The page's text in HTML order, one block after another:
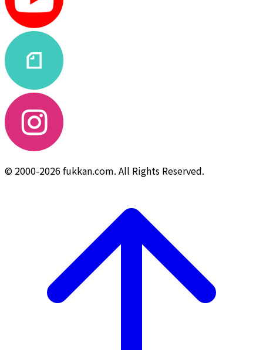
© 2000-2026 fukkan.com. All Rights Reserved.